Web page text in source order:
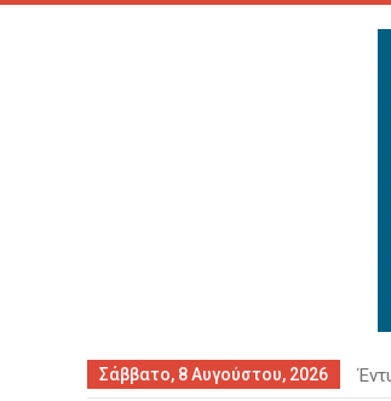
Σάββατο, 8 Αυγούστου, 2026